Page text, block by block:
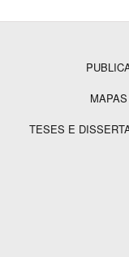
Rodapé
TESES E